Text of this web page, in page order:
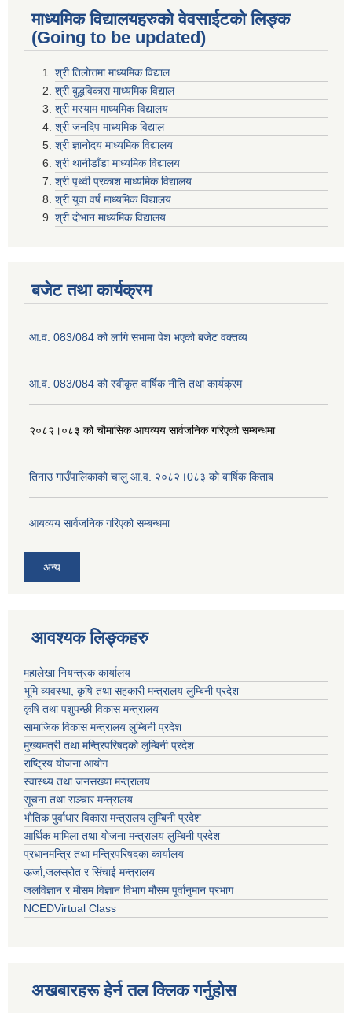
माध्यमिक विद्यालयहरुकाे वेवसाईटको लिङ्क
(Going to be updated)
श्री तिलाेत्तमा माध्यमिक विद्याल
श्री बुद्धविकास माध्यमिक विद्याल
श्री मस्याम माध्यमिक विद्यालय
श्री जनदिप माध्यमिक विद्याल
श्री ज्ञानोदय माध्यमिक विद्यालय
श्री थानीडाँडा माध्यमिक विद्यालय
श्री पृथ्वी प्रकाश माध्यमिक विद्यालय
श्री युवा वर्ष माध्यमिक विद्यालय
श्री दोभान माध्यमिक विद्यालय
बजेट तथा कार्यक्रम
आ.व. 083/084 को लागि सभामा पेश भएको बजेट वक्तव्य
आ.व. 083/084 को स्वीकृत वार्षिक नीति तथा कार्यक्रम
२०८२।०८३ को चौमासिक आयव्यय सार्वजनिक गरिएको सम्बन्धमा
तिनाउ गाउँपालिकाको चालु आ.व. २०८२।0८३ को बार्षिक किताब
आयव्यय सार्वजनिक गरिएको सम्बन्धमा
अन्य
आवश्यक लिङ्कहरु
महालेखा नियन्त्रक कार्यालय
भूमि व्यवस्था, कृषि तथा सहकारी मन्त्रालय लुम्बिनी प्रदेश
कृषि तथा पशुपन्छी विकास मन्त्रालय
सामाजिक विकास मन्त्रालय लुम्बिनी प्रदेश
मुख्यमत्री तथा मन्त्रिपरिषद्काे लुम्बिनी प्रदेश
राष्ट्रिय योजना आयोग
स्वास्थ्य तथा जनसख्या मन्त्रालय
सूचना तथा सञ्चार मन्त्रालय
भाैतिक पुर्वाधार विकास मन्त्रालय लुम्बिनी प्रदेश
आर्थिक मामिला तथा योजना मन्त्रालय लुम्बिनी प्रदेश
प्रधानमन्त्रि तथा मन्त्रिपरिषदका कार्यालय
ऊर्जा,जलस्रोत र सिंचाई मन्त्रालय
जलविज्ञान र मौसम विज्ञान विभाग मौसम पूर्वानुमान प्रभाग
NCEDVirtual Class
अखबारहरू हेर्न तल क्लिक गर्नुहोस